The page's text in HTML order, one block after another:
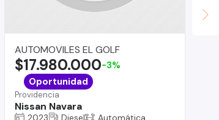
AUTOMOVILES EL GOLF
Providencia
Nissan Navara
$17.980.000-3%
Oportunidad
2023 Diesel
Automática